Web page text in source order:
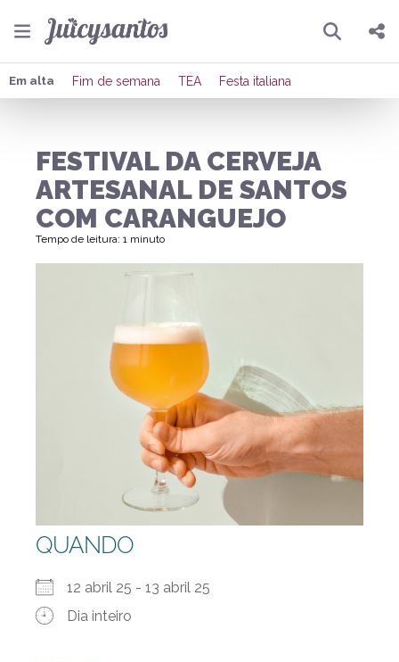
Pesquisar
Compartilhar
Enviar por Whatsapp
Em alta Fim de semana TEA Festa italiana
FESTIVAL DA CERVEJA
ARTESANAL DE SANTOS
COM CARANGUEJO
Tempo de leitura: 1 minuto
QUANDO
12 abril 25 - 13 abril 25
Dia inteiro